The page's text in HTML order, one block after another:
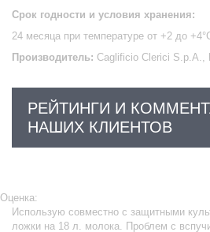
Срок годности и условия хранения:
24 месяца при температуре от +2 до
Производитель: Caglificio Clerici S.p.A.,
РЕЙТИНГИ И
НАШИХ КЛИЕНТОВ
Оценка:
Использую совместно с защитными
ложки на 18 л. молока. Проблем с